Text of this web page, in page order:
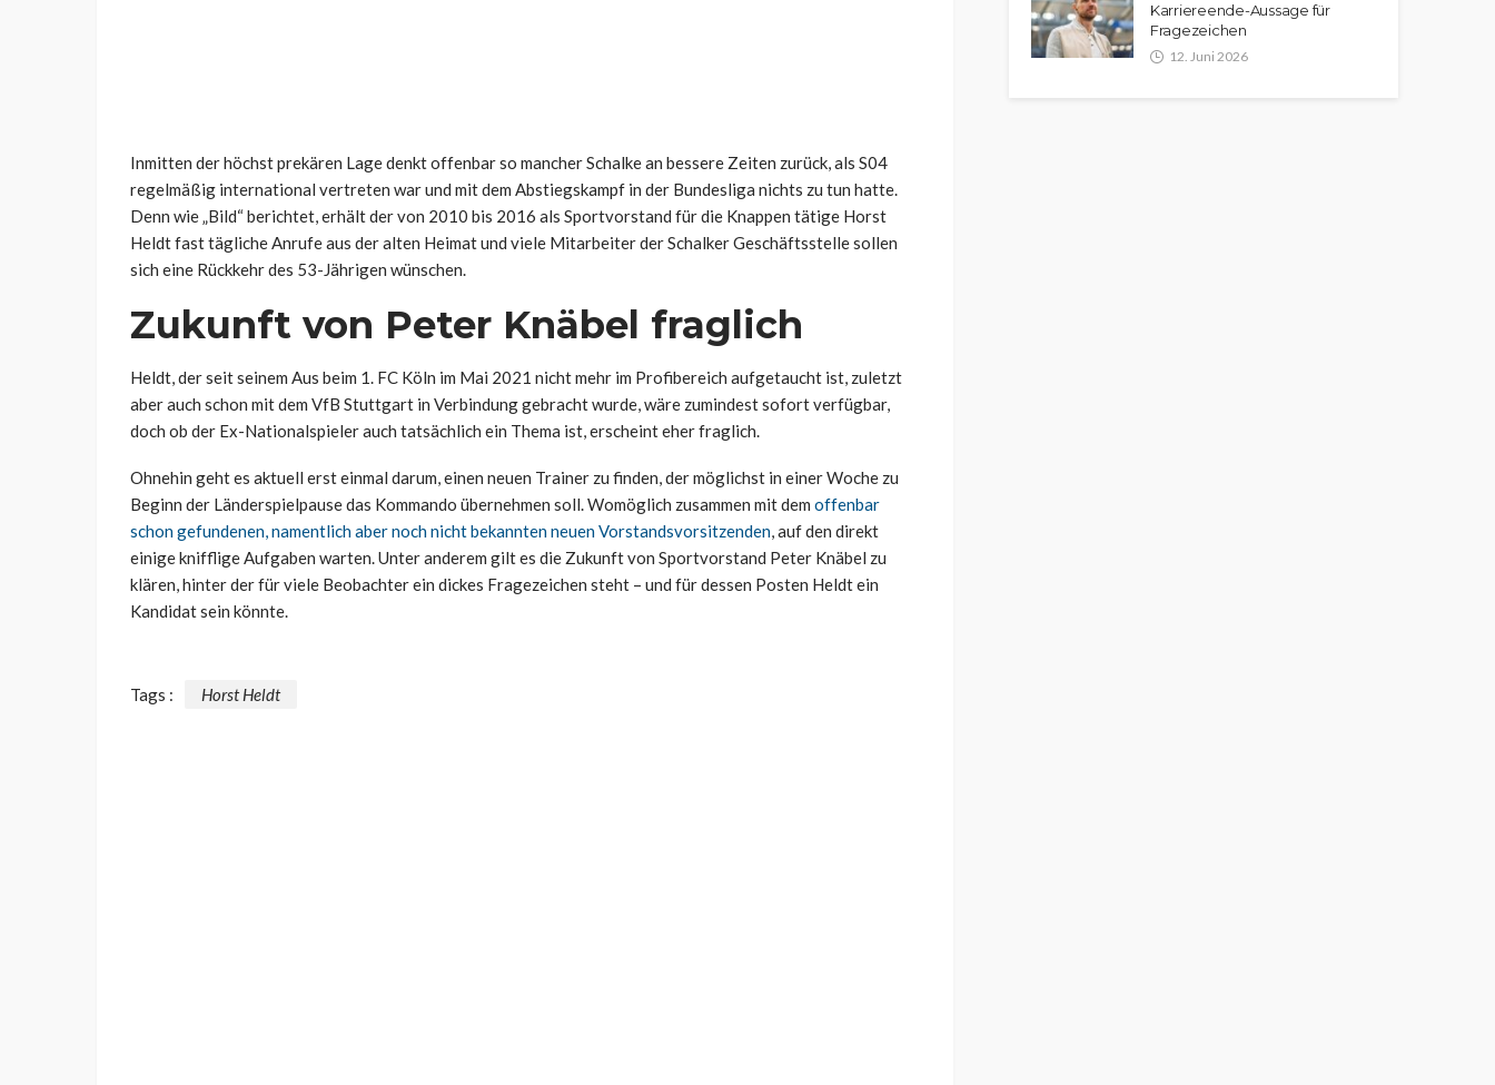
Inmitten der höchst prekären Lage denkt offenbar so mancher Schalke an bessere Zeiten zurück, als S04
regelmäßig international vertreten war und mit dem Abstiegskampf in der Bundesliga nichts zu tun hatte.
Denn wie „Bild“ berichtet, erhält der von 2010 bis 2016 als Sportvorstand für die Knappen tätige Horst
Heldt fast tägliche Anrufe aus der alten Heimat und viele Mitarbeiter der Schalker Geschäftsstelle sollen
sich eine Rückkehr des 53-Jährigen wünschen.
Zukunft von Peter Knäbel fraglich
Heldt, der seit seinem Aus beim 1. FC Köln im Mai 2021 nicht mehr im Profibereich aufgetaucht ist, zuletzt
aber auch schon mit dem VfB Stuttgart in Verbindung gebracht wurde, wäre zumindest sofort verfügbar,
doch ob der Ex-Nationalspieler auch tatsächlich ein Thema ist, erscheint eher fraglich.
Ohnehin geht es aktuell erst einmal darum, einen neuen Trainer zu finden, der möglichst in einer Woche zu
Beginn der Länderspielpause das Kommando übernehmen soll. Womöglich zusammen mit dem offenbar
schon gefundenen, namentlich aber noch nicht bekannten neuen Vorstandsvorsitzenden, auf den direkt
einige knifflige Aufgaben warten. Unter anderem gilt es die Zukunft von Sportvorstand Peter Knäbel zu
klären, hinter der für viele Beobachter ein dickes Fragezeichen steht – und für dessen Posten Heldt ein
Kandidat sein könnte.
Tags : Horst Heldt
Karriereende-Aussage für
Fragezeichen
12. Juni 2026